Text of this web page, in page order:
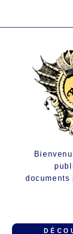
documents